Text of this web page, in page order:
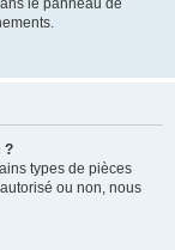
le panneau de
?
types de pièces
ou non, nous